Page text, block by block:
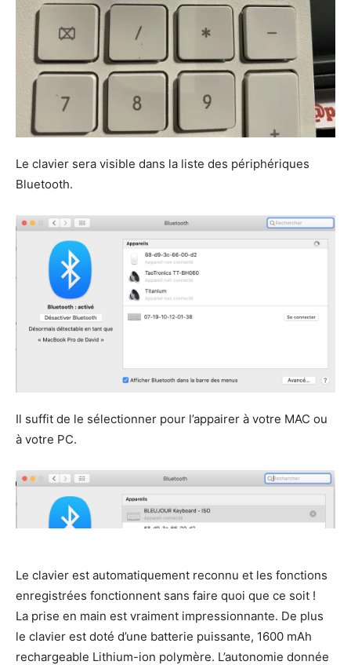
Le clavier sera visible dans la liste des périphériques
Bluetooth.
Il suffit de le sélectionner pour l’appairer à votre MAC ou
à votre PC.
Le clavier est automatiquement reconnu et les fonctions
enregistrées fonctionnent sans faire quoi que ce soit !
La prise en main est vraiment impressionnante. De plus
le clavier est doté d’une batterie puissante, 1600 mAh
rechargeable Lithium-ion polymère. L’autonomie donnée